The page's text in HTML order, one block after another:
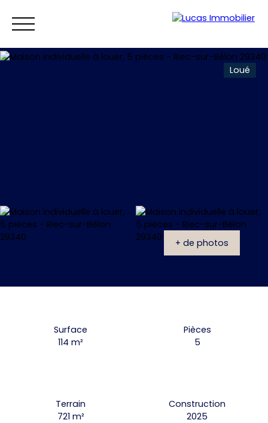
Loué
+ de photos
Surface
114m²
Pièces
5
Terrain
721 m²
Construction
2025